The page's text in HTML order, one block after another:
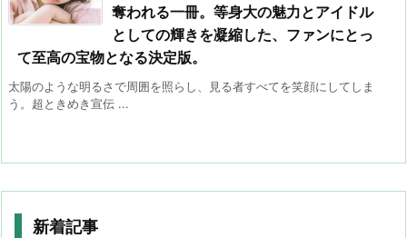
奪われる一冊。等身大の魅力とアイドル
としての輝きを凝縮した、ファンにとっ
て至高の宝物となる決定版。
太陽のような明るさで周囲を照らし、見る者すべてを笑顔にしてしま
う。超ときめき宣伝 ...
新着記事